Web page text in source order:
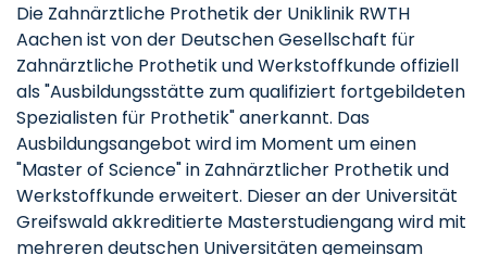
Die Zahnärztliche Prothetik der Uniklinik RWTH
Aachen ist von der Deutschen Gesellschaft für
Zahnärztliche Prothetik und Werkstoffkunde offiziell
als "Ausbildungsstätte zum qualifiziert fortgebildeten
Spezialisten für Prothetik" anerkannt. Das
Ausbildungsangebot wird im Moment um einen
"Master of Science" in Zahnärztlicher Prothetik und
Werkstoffkunde erweitert. Dieser an der Universität
Greifswald akkreditierte Masterstudiengang wird mit
mehreren deutschen Universitäten gemeinsam